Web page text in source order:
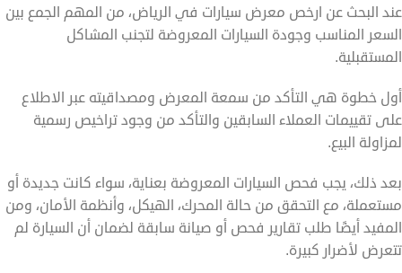
عند البحث عن ارخص معرض سيارات في الرياض، من المهم الجمع بين
السعر المناسب وجودة السيارات المعروضة لتجنب المشاكل
المستقبلية.
أول خطوة هي التأكد من سمعة المعرض ومصداقيته عبر الاطلاع
على تقييمات العملاء السابقين والتأكد من وجود تراخيص رسمية
لمزاولة البيع.
بعد ذلك، يجب فحص السيارات المعروضة بعناية، سواء كانت جديدة أو
مستعملة، مع التحقق من حالة المحرك، الهيكل، وأنظمة الأمان، ومن
المفيد أيضًا طلب تقارير فحص أو صيانة سابقة لضمان أن السيارة لم
تتعرض لأضرار كبيرة.